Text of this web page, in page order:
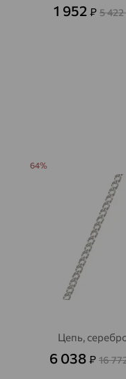
1 952 ₽ 5 422
Цепь,
6 038 ₽ 16
64%
доставка